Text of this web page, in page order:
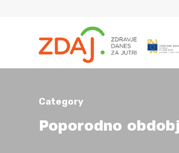
Hit enter to search or ESC to
Category
Poporodno